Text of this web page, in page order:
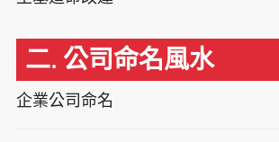
二. 公司命名風水
企業公司命名